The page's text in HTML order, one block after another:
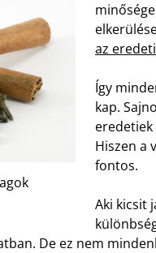
az
Így
kap.
Hiszen a
fontos.
Aki kicsit
De ez nem